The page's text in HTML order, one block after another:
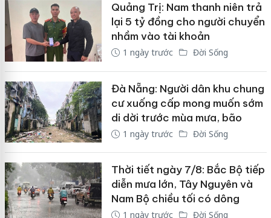
Quảng Trị: Nam thanh niên trả
lại 5 tỷ đồng cho người chuyển
nhầm vào tài khoản
1 ngày trước Đời Sống
Đà Nẵng: Người dân khu chung
cư xuống cấp mong muốn sớm
di dời trước mùa mưa, bão
1 ngày trước Đời Sống
Thời tiết ngày 7/8: Bắc Bộ tiếp
diễn mưa lớn, Tây Nguyên và
Nam Bộ chiều tối có dông
1 ngày trước Đời Sống